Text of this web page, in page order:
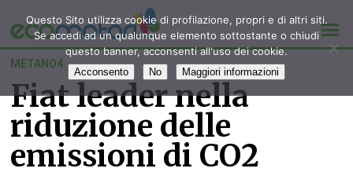
METANO4
Fiat leader nella
riduzione delle
emissioni di CO2
Questo Sito utilizza cookie di profilazione, propri e di altri siti.
Se accedi ad un qualunque elemento sottostante o chiudi
questo banner, acconsenti all'uso dei cookie.
Acconsento No Maggiori informazioni